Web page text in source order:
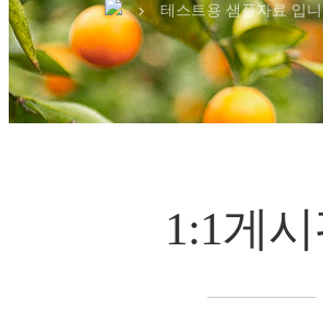
chevron_right 테스트용 샘플자료 입
1:1게